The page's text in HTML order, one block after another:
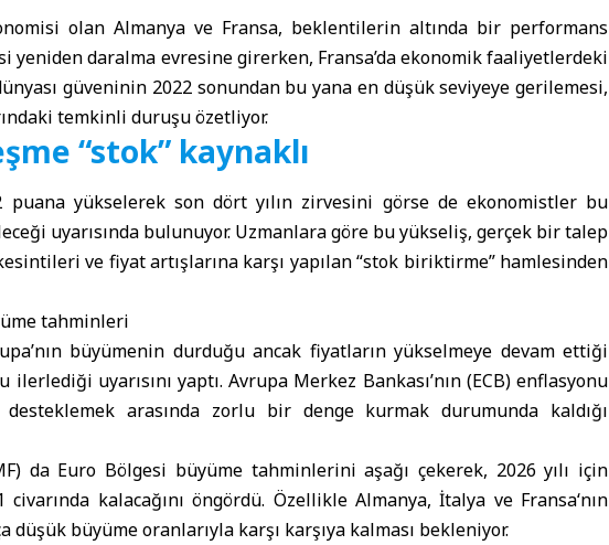
olan Almanya ve Fransa, beklentilerin altında bir performans
yeniden daralma evresine girerken, Fransa’da ekonomik faaliyetlerdeki
güveninin 2022 sonundan bu yana en düşük seviyeye gerilemesi,
temkinli duruşu özetliyor.
“stok” kaynaklı
puana yükselerek son dört yılın zirvesini görse de ekonomistler bu
uyarısında bulunuyor. Uzmanlara göre bu yükseliş, gerçek bir talep
ve fiyat artışlarına karşı yapılan “stok biriktirme” hamlesinden
tahminleri
büyümenin durduğu ancak fiyatların yükselmeye devam ettiği
ilerlediği uyarısını yaptı. Avrupa Merkez Bankası’nın (ECB) enflasyonu
arasında zorlu bir denge kurmak durumunda kaldığı
da Euro Bölgesi büyüme tahminlerini aşağı çekerek, 2026 yılı için
civarında kalacağını öngördü. Özellikle Almanya,İtalya ve Fransa‘nın
düşük büyüme oranlarıyla karşı karşıya kalması bekleniyor.